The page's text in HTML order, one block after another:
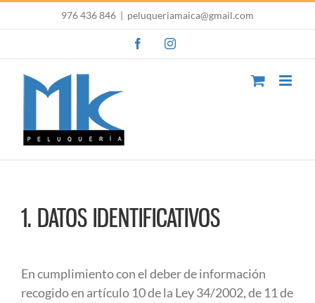
al
976 436 846 | peluqueriamaica@gmail.com
FacebookInstagram
1. DATOS IDENTIFICATIVOS
En cumplimiento con el deber de información
recogido en artículo 10 de la Ley 34/2002, de 11 de